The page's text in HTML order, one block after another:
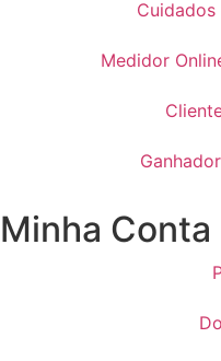
Medidor
Minha Conta